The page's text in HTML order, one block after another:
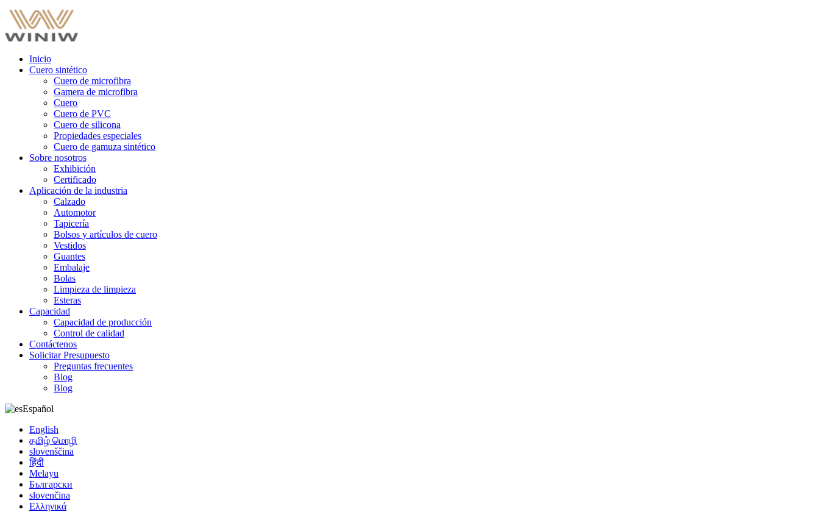
Inicio
Cuero sintético
Cuero de microfibra
Gamera de microfibra
Cuero
Cuero de PVC
Cuero de silicona
Propiedades especiales
Cuero de gamuza sintético
Sobre nosotros
Exhibición
Certificado
Aplicación de la industria
Calzado
Automotor
Tapicería
Bolsos y artículos de cuero
Vestidos
Guantes
Embalaje
Bolas
Limpieza de limpieza
Esteras
Capacidad
Capacidad de producción
Control de calidad
Contáctenos
Solicitar Presupuesto
Preguntas frecuentes
Blog
Blog
Español
English
தமிழ் மொழி
slovenščina
हिंदी
Melayu
Български
slovenčina
Ελληνικά